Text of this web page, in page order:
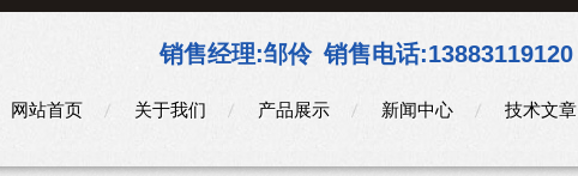
销售经理:邹伶 销售电话:13883119120
网站首页 关于我们 产品展示 新闻中心 技术文章